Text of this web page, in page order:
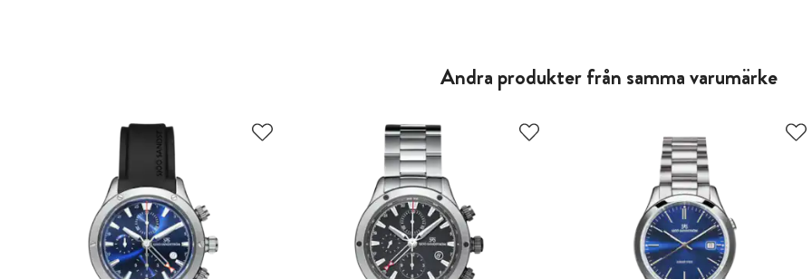
Andra produkter från samma varumärke